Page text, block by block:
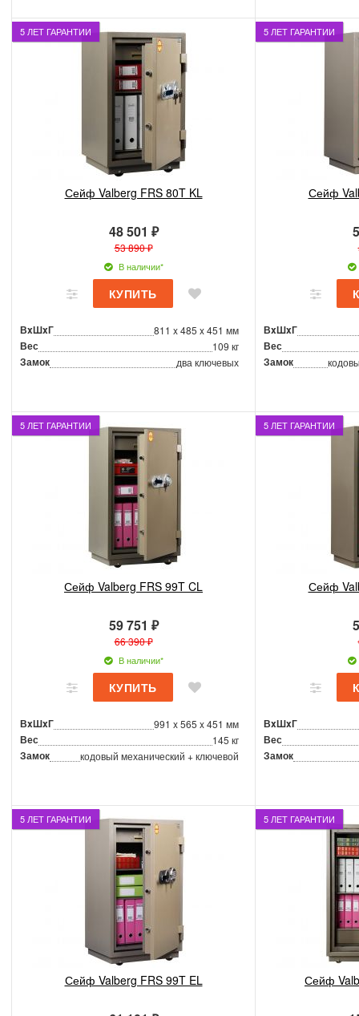
5 ЛЕТ ГАРАНТИИ
Сейф Valberg FRS 80T KL
48 501 ₽
53 890 ₽
В наличии*
ВxШxГ 811 x 485 x 451 мм
Вес 109 кг
Замок два ключевых
5 ЛЕТ ГАРАНТИИ
Сейф
ВxШxГ
Вес
Замок
5 ЛЕТ ГАРАНТИИ
Сейф Valberg FRS 99T CL
59 751 ₽
66 390 ₽
В наличии*
ВxШxГ 991 x 565 x 451 мм
Вес 145 кг
Замок кодовый механический + ключевой
5 ЛЕТ ГАРАНТИИ
Сейф
ВxШxГ
Вес
Замок
5 ЛЕТ ГАРАНТИИ
Сейф Valberg FRS 99T EL
5 ЛЕТ ГАРАНТИИ
Сейф